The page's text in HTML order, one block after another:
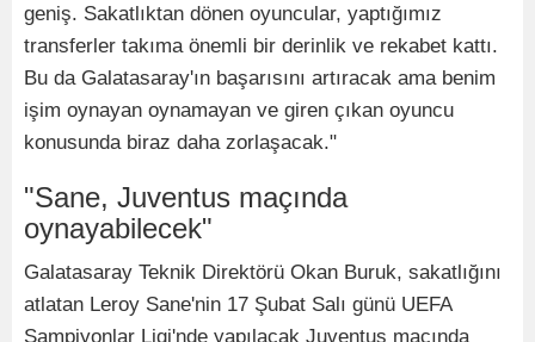
geniş. Sakatlıktan dönen oyuncular, yaptığımız
transferler takıma önemli bir derinlik ve rekabet kattı.
Bu da Galatasaray'ın başarısını artıracak ama benim
işim oynayan oynamayan ve giren çıkan oyuncu
konusunda biraz daha zorlaşacak."
"Sane, Juventus maçında
oynayabilecek"
Galatasaray Teknik Direktörü Okan Buruk, sakatlığını
atlatan Leroy Sane'nin 17 Şubat Salı günü UEFA
Şampiyonlar Ligi'nde yapılacak Juventus maçında